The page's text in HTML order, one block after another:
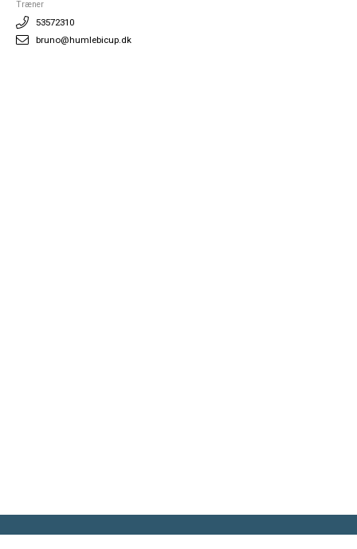
Træner
53572310
bruno@humlebicup.dk